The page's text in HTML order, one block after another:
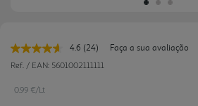
4.6 Leu
24
(24)
Faça a sua avaliação
Ref. / EAN: 5601002111111
0.99 €/Lt